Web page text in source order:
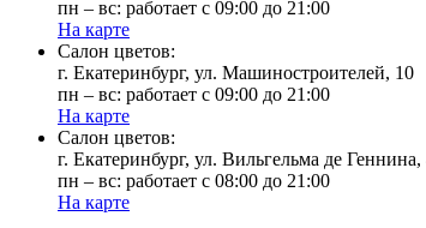
пн – вс: работает с 09:00 до 21:00
На карте
Cалон цветов:
г. Екатеринбург, ул. Машиностроителей, 10
пн – вс: работает с 09:00 до 21:00
На карте
Cалон цветов:
г. Екатеринбург, ул. Вильгельма де Геннина,
пн – вс: работает с 08:00 до 21:00
На карте